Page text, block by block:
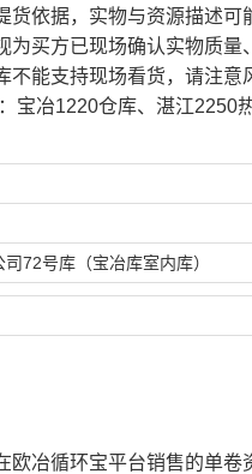
货依据，实物与资源描述
为买方已现场确认实物质
不能支持现场看货，请注
宝冶1220仓库、湛江2250
司72号库（宝冶库室内库）
欧冶循环宝平台销售的单卷